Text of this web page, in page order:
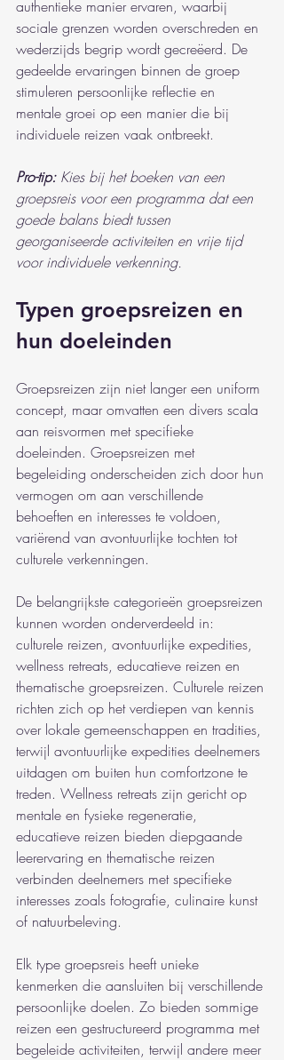
authentieke manier ervaren, waarbij
sociale grenzen worden overschreden en
wederzijds begrip wordt gecreëerd. De
gedeelde ervaringen binnen de groep
stimuleren persoonlijke reflectie en
mentale groei op een manier die bij
individuele reizen vaak ontbreekt.
Pro-tip: Kies bij het boeken van een
groepsreis voor een programma dat een
goede balans biedt tussen
georganiseerde activiteiten en vrije tijd
voor individuele verkenning.
Typen groepsreizen en
hun doeleinden
Groepsreizen zijn niet langer een uniform
concept, maar omvatten een divers scala
aan reisvormen met specifieke
doeleinden. Groepsreizen met
begeleiding onderscheiden zich door hun
vermogen om aan verschillende
behoeften en interesses te voldoen,
variërend van avontuurlijke tochten tot
culturele verkenningen.
De belangrijkste categorieën groepsreizen
kunnen worden onderverdeeld in:
culturele reizen, avontuurlijke expedities,
wellness retreats, educatieve reizen en
thematische groepsreizen. Culturele reizen
richten zich op het verdiepen van kennis
over lokale gemeenschappen en tradities,
terwijl avontuurlijke expedities deelnemers
uitdagen om buiten hun comfortzone te
treden. Wellness retreats zijn gericht op
mentale en fysieke regeneratie,
educatieve reizen bieden diepgaande
leerervaring en thematische reizen
verbinden deelnemers met specifieke
interesses zoals fotografie, culinaire kunst
of natuurbeleving.
Elk type groepsreis heeft unieke
kenmerken die aansluiten bij verschillende
persoonlijke doelen. Zo bieden sommige
reizen een gestructureerd programma met
begeleide activiteiten, terwijl andere meer